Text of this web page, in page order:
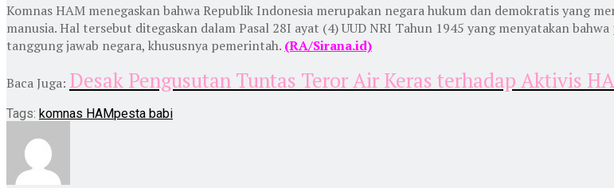
Komnas HAM menegaskan bahwa Republik Indonesia merupakan negara hukum dan demokratis yang
manusia. Hal tersebut ditegaskan dalam Pasal 28I ayat (4) UUD NRI Tahun 1945 yang menyatakan
tanggung jawab negara, khususnya pemerintah. (RA/Sirana.id)
Baca Juga: Desak Pengusutan Tuntas Teror Air Keras terhadap Aktivis
Tags: komnas HAMpesta babi